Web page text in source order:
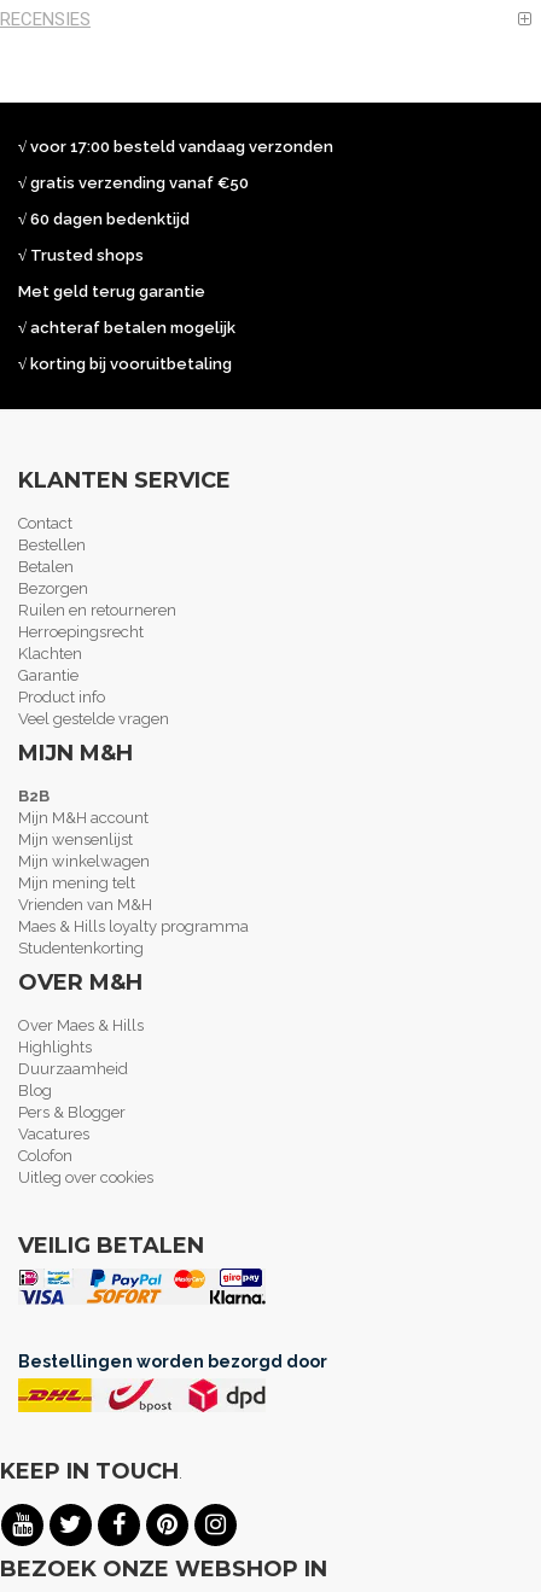
RECENSIES
√ voor 17:00 besteld vandaag verzonden
√ gratis verzending vanaf €50
√ 60 dagen bedenktijd
√ Trusted shops
Met geld terug garantie
√ achteraf betalen mogelijk
√ korting bij vooruitbetaling
KLANTEN SERVICE
Contact
Bestellen
Betalen
Bezorgen
Ruilen en retourneren
Herroepingsrecht
Klachten
Garantie
Product info
Veel gestelde vragen
MIJN M&H
B2B
Mijn M&H account
Mijn wensenlijst
Mijn winkelwagen
Mijn mening telt
Vrienden van M&H
Maes & Hills loyalty programma
Studentenkorting
OVER M&H
Over Maes & Hills
Highlights
Duurzaamheid
Blog
Pers & Blogger
Vacatures
Colofon
Uitleg over cookies
VEILIG BETALEN
Bestellingen worden bezorgd door
KEEP IN TOUCH.
BEZOEK ONZE WEBSHOP IN